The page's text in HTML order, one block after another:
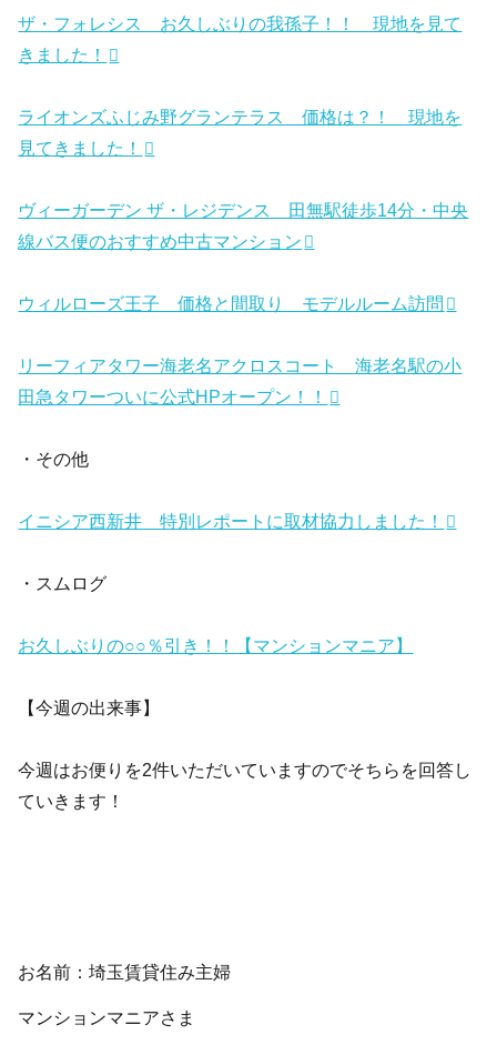
ザ・フォレシス お久しぶりの我孫子！！ 現地を見て
きました！
ライオンズふじみ野グランテラス 価格は？！ 現地を
見てきました！
ヴィーガーデン ザ・レジデンス 田無駅徒歩14分・中央
線バス便のおすすめ中古マンション
ウィルローズ王子 価格と間取り モデルルーム訪問
リーフィアタワー海老名アクロスコート 海老名駅の小
田急タワーついに公式HPオープン！！
・その他
イニシア西新井 特別レポートに取材協力しました！
・スムログ
お久しぶりの○○％引き！！【マンションマニア】
【今週の出来事】
今週はお便りを2件いただいていますのでそちらを回答し
ていきます！
お名前：埼玉賃貸住み主婦
マンションマニアさま